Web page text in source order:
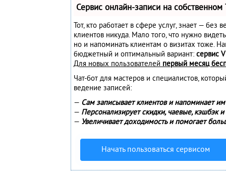
Сервис онлайн-записи на
Тот, кто работает в сфере услуг, знает — без
клиентов никуда. Мало того, что нужно
но и напоминать клиентам о визитах тоже.
бюджетный и оптимальный вариант: сервис
Для новых пользователейпервый месяц
Чат-бот для мастеров и специалистов,
ведение записей:
— Сам записывает клиентов и напоминает
— Персонализирует скидки, чаевые, кэшбэк
— Увеличивает доходимость и помогает
Начать пользоваться сервисом